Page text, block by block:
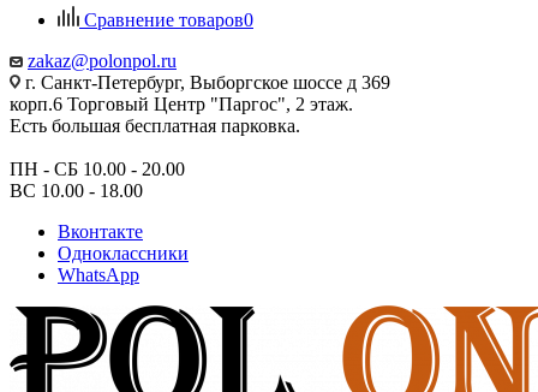
Сравнение товаров0
zakaz@polonpol.ru
г. Санкт-Петербург, Выборгское шоссе д 369
корп.6 Торговый Центр "Паргос", 2 этаж.
Есть большая бесплатная парковка.
ПН - СБ 10.00 - 20.00
ВС 10.00 - 18.00
Вконтакте
Одноклассники
WhatsApp